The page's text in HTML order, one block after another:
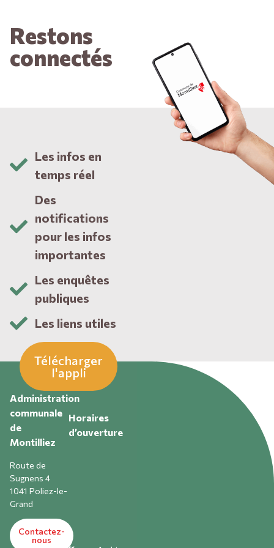
Restons
connectés
Les infos en
temps réel
Des
notifications
pour les infos
importantes
Les enquêtes
publiques
Les liens utiles
Télécharger
l'appli
Administration
communale
de
Montilliez
Route de
Sugnens 4
1041 Poliez-le-
Grand
Contactez-
nous
Horaires
d’ouverture